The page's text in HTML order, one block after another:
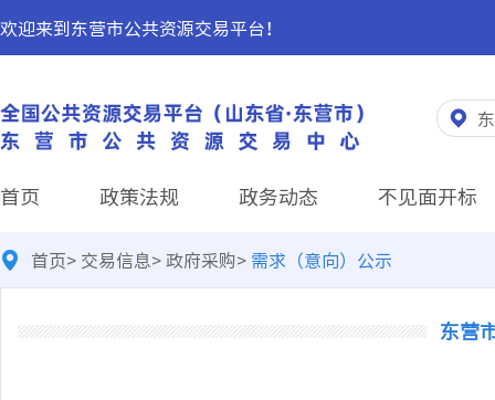
欢迎来到东营市公共资源交易平台！
首页 政策法规 政务动态 不见面开标
首页> 交易信息>政府采购> 需求（意向）公示
东营